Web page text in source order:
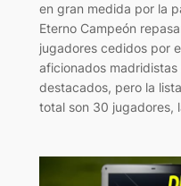
en gran medida por la
Eterno Campeón
jugadores cedidos por
aficionados
destacados, pero la
total son 30 jugadores,